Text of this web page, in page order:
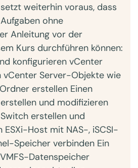
weiterhin voraus, dass
ohne
Anleitung vor der
Kurs durchführen können:
konfigurieren vCenter
vCenter Server-Objekte wie
erstellen Einen
und modifizieren
erstellen und
ESXi-Host mit NAS-, iSCSI-
Speicher verbinden Ein
Datenspeicher